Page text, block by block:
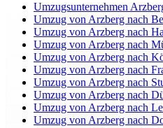
Umzugsunternehmen
Umzug von Arzberg nach
Umzug von Arzberg nach
Umzug von Arzberg nach
Umzug von Arzberg nach
Umzug von Arzberg nach
Umzug von Arzberg nach
Umzug von Arzberg nach
Umzug von Arzberg nach
Umzug von Arzberg nach